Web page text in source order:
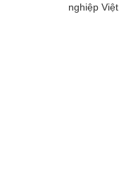
nghiệp